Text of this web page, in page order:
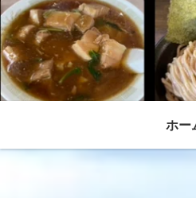
ホー